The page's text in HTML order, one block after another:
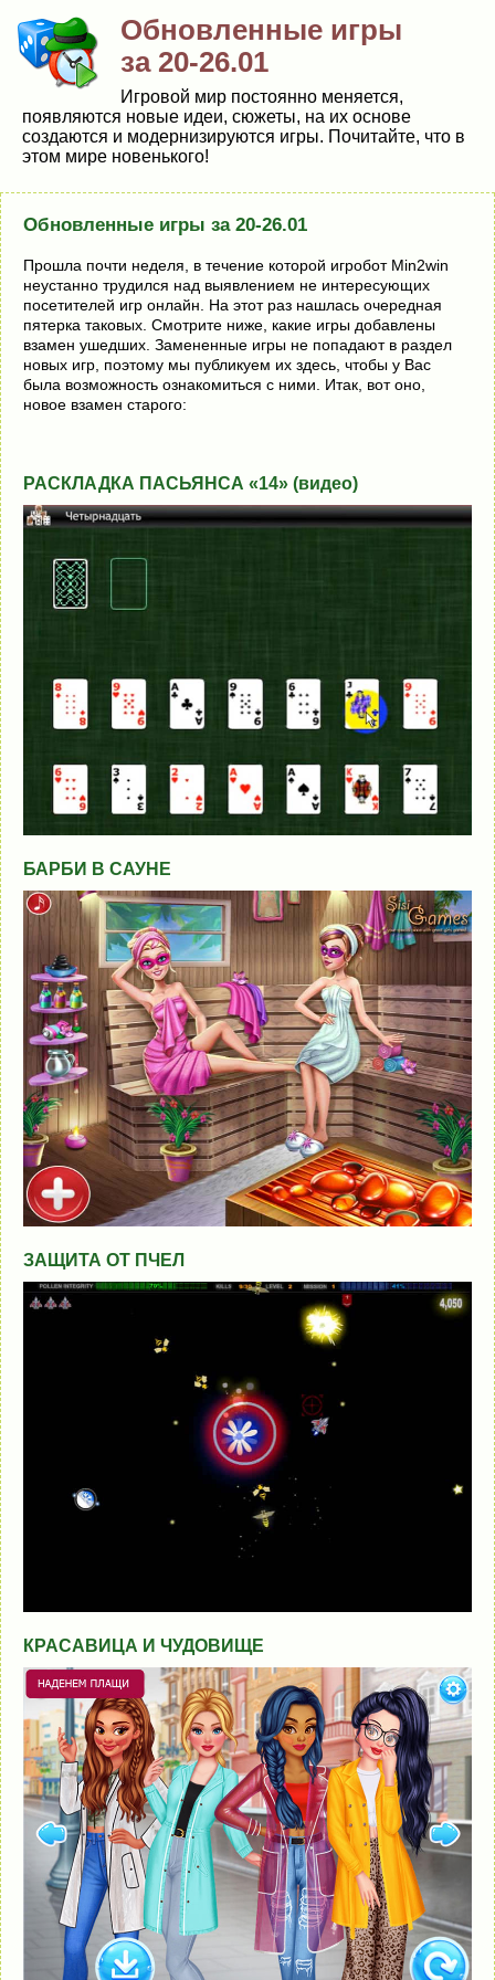
Обновленные игры
за 20-26.01
Игровой мир постоянно меняется,
появляются новые идеи, сюжеты, на их основе
создаются и модернизируются игры. Почитайте, что в
этом мире новенького!
Обновленные игры за 20-26.01
Прошла почти неделя, в течение которой игробот Min2win
неустанно трудился над выявлением не интересующих
посетителей игр онлайн. На этот раз нашлась очередная
пятерка таковых. Смотрите ниже, какие игры добавлены
взамен ушедших. Замененные игры не попадают в раздел
новых игр, поэтому мы публикуем их здесь, чтобы у Вас
была возможность ознакомиться с ними. Итак, вот оно,
новое взамен старого:
РАСКЛАДКА ПАСЬЯНСА «14» (видео)
БАРБИ В САУНЕ
ЗАЩИТА ОТ ПЧЕЛ
КРАСАВИЦА И ЧУДОВИЩЕ